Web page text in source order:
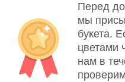
Перед
мы
букета.
цветами
нам в